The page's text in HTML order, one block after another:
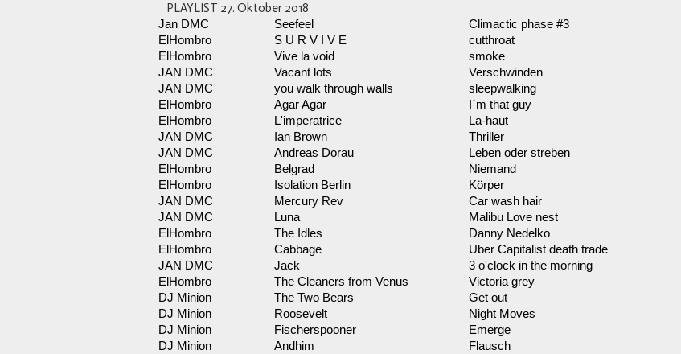
PLAYLIST 27. Oktober 2018
Jan DMC Seefeel
Climactic phase #3
ElHombro
S U R V I V E
cutthroat
ElHombro
Vive la void
smoke
JAN DMC
Vacant lots
Verschwinden
JAN DMC
you walk through walls
sleepwalking
ElHombro
Agar Agar
I´m that guy
ElHombro
L'imperatrice
La-haut
JAN DMC
Ian Brown
Thriller
JAN DMC
Andreas Dorau
Leben oder streben
ElHombro
Belgrad
Niemand
ElHombro
Isolation Berlin
Körper
JAN DMC
Mercury Rev
Car wash hair
JAN DMC
Luna
Malibu Love nest
ElHombro
The Idles
Danny Nedelko
ElHombro
Cabbage
Uber Capitalist death trade
JAN DMC
Jack
3 o'clock in the morning
ElHombro
The Cleaners from Venus
Victoria grey
DJ Minion
The Two Bears
Get out
DJ Minion
Roosevelt
Night Moves
DJ Minion
Fischerspooner
Emerge
DJ Minion
Andhim
Flausch